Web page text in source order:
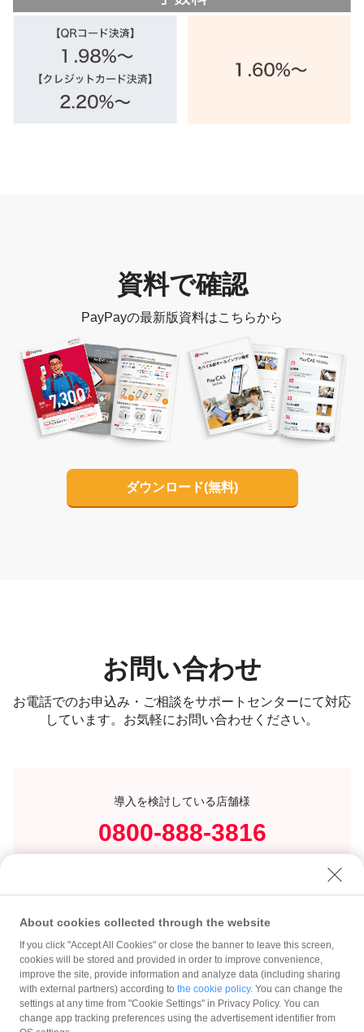
資料で確認
PayPayの最新版資料はこちらから
ダウンロード(無料)
お問い合わせ
お電話でのお申込み・ご相談をサポートセンターにて対応
しています。お気軽にお問い合わせください。
導入を検討している店舗様
0800-888-3816
About cookies collected through the website
If you click "Accept All Cookies" or close the banner to leave this screen,
cookies will be stored and provided in order to improve convenience,
improve the site, provide information and analyze data (including sharing
with external partners) according to the cookie policy. You can change the
settings at any time from "Cookie Settings" in Privacy Policy. You can
change app tracking preferences using the advertisement identifier from